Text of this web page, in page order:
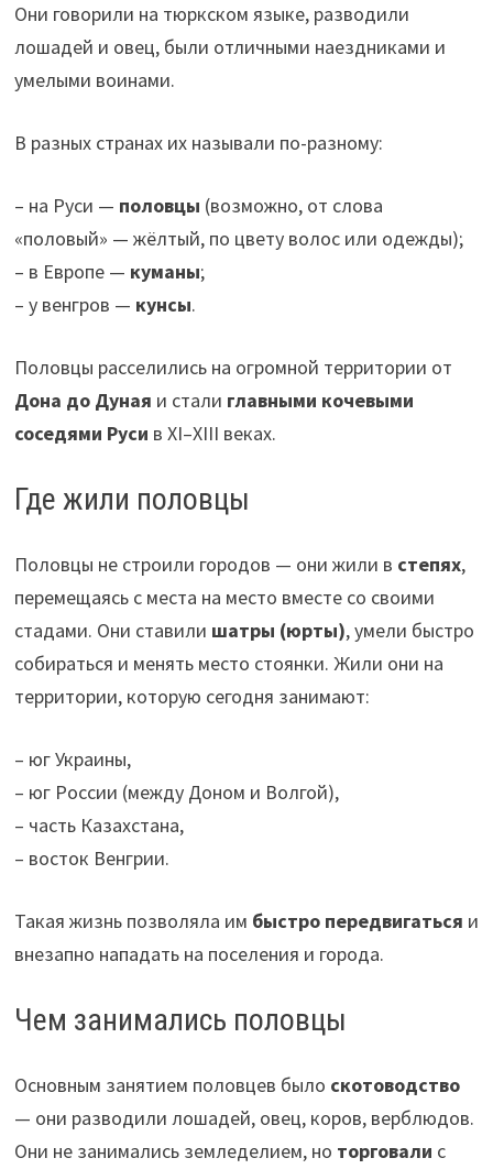
Они говорили на тюркском языке, разводили
лошадей и овец, были отличными наездниками и
умелыми воинами.
В разных странах их называли по-разному:
– на Руси — половцы (возможно, от слова
«половый» — жёлтый, по цвету волос или одежды);
– в Европе — куманы;
– у венгров — кунсы.
Половцы расселились на огромной территории от
Дона до Дуная и стали главными кочевыми
соседями Руси в XI–XIII веках.
Где жили половцы
Половцы не строили городов — они жили в степях,
перемещаясь с места на место вместе со своими
стадами. Они ставили шатры (юрты), умели быстро
собираться и менять место стоянки. Жили они на
территории, которую сегодня занимают:
– юг Украины,
– юг России (между Доном и Волгой),
– часть Казахстана,
– восток Венгрии.
Такая жизнь позволяла им быстро передвигаться и
внезапно нападать на поселения и города.
Чем занимались половцы
Основным занятием половцев было скотоводство
— они разводили лошадей, овец, коров, верблюдов.
Они не занимались земледелием, но торговали с